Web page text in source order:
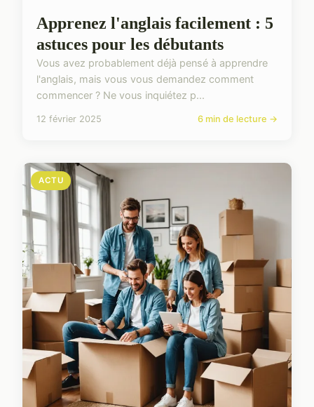
Apprenez l'anglais facilement : 5
astuces pour les débutants
Vous avez probablement déjà pensé à apprendre
l'anglais, mais vous vous demandez comment
commencer ? Ne vous inquiétez p...
12 février 2025 6 min de lecture →
ACTU